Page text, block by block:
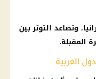
وتصاعد التوتر بين
المقبلة.
العربية